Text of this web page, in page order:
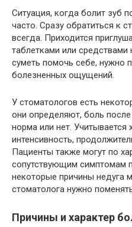
Ситуация, когда болит зуб
часто. Сразу обратиться к
всегда. Приходится
таблетками или
суметь помочь себе, нужно
болезненных ощущений.
У стоматологов есть
они определяют, боль
норма или нет. Учитывается
интенсивность,
Пациенты также могут по
сопутствующим симптомам
некоторые причины недуга
стоматолога нужно
Причины и характер